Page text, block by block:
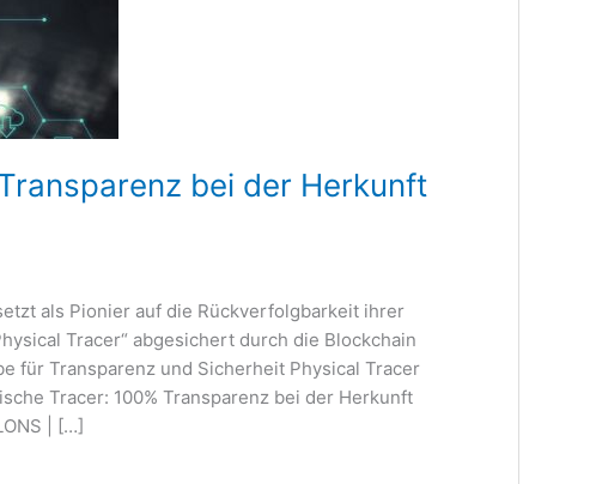
bei der Herkunft
als Pionier auf die Rückverfolgbarkeit ihrer
Tracer“ abgesichert durch die Blockchain
für Transparenz und Sicherheit Physical Tracer
Tracer: 100% Transparenz bei der Herkunft
| […]